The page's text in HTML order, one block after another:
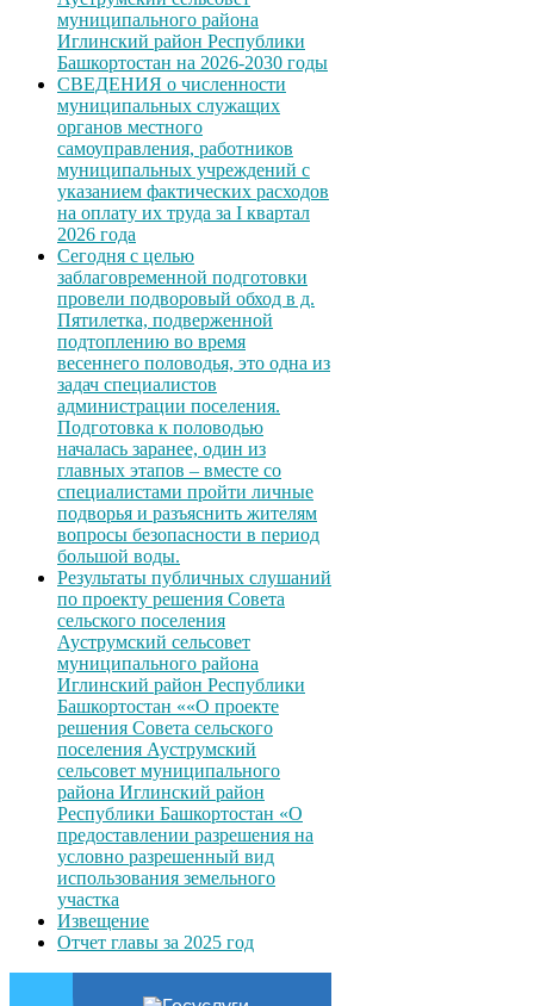
муниципального района
Иглинский район Республики
Башкортостан на 2026-2030 годы
СВЕДЕНИЯ о численности
муниципальных служащих
органов местного
самоуправления, работников
муниципальных учреждений с
указанием фактических расходов
на оплату их труда за I квартал
2026 года
Сегодня с целью
заблаговременной подготовки
провели подворовый обход в д.
Пятилетка, подверженной
подтоплению во время
весеннего половодья, это одна из
задач специалистов
администрации поселения.
Подготовка к половодью
началась заранее, один из
главных этапов – вместе со
специалистами пройти личные
подворья и разъяснить жителям
вопросы безопасности в период
большой воды.
Результаты публичных слушаний
по проекту решения Совета
сельского поселения
Ауструмский сельсовет
муниципального района
Иглинский район Республики
Башкортостан ««О проекте
решения Совета сельского
поселения Ауструмский
сельсовет муниципального
района Иглинский район
Республики Башкортостан «О
предоставлении разрешения на
условно разрешенный вид
использования земельного
участка
Извещение
Отчет главы за 2025 год